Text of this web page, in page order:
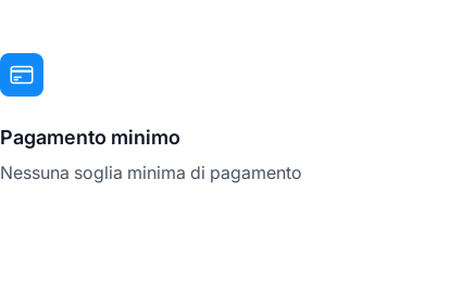
Pagamento minimo
Nessuna soglia minima di pagamento